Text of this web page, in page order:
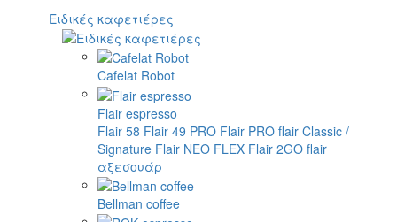
Ειδικές καφετιέρες
Cafelat Robot
Flair espresso
Flair 58 Flair 49 PRO Flair PRO flair Classic /
Signature Flair NEO FLEX Flair 2GO flair
αξεσουάρ
Bellman coffee